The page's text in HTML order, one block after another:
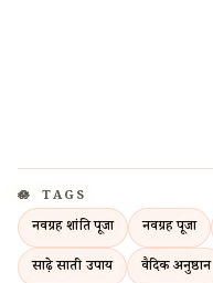
TAGS
नवग्रह शांति पूजा नवग्रह पूजा
साढ़े साती उपाय
वैदिक अनुष्ठान